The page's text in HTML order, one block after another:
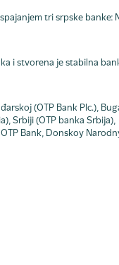
tri srpske banke:
i stvorena je stabilna
(OTP Bank Plc.),
Srbiji (OTP banka Srbija),
Bank, Donskoy